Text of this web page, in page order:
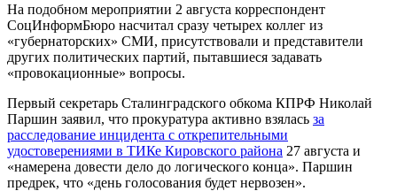
На подобном мероприятии 2 августа корреспондент
СоцИнформБюро насчитал сразу четырех коллег из
«губернаторских» СМИ, присутствовали и представители
других политических партий, пытавшиеся задавать
«провокационные» вопросы.
Первый секретарь Сталинградского обкома КПРФ Николай
Паршин заявил, что прокуратура активно взялась за
расследование инцидента с открепительными
удостоверениями в ТИКе Кировского района 27 августа и
«намерена довести дело до логического конца». Паршин
предрек, что «день голосования будет нервозен».